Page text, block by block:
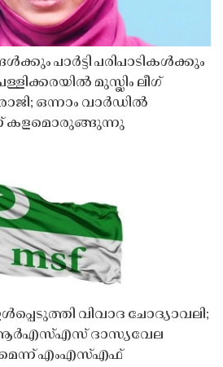
പാർട്ടി പരിപാടികൾക്കും
മുസ്ലിം ലീഗ്
ഒന്നാം വാർഡിൽ
കളമൊരുങ്ങുന്നു
വിവാദ ചോദ്യാവലി;
ആർഎസ്എസ് ദാസ്യവേല
എംഎസ്എഫ്